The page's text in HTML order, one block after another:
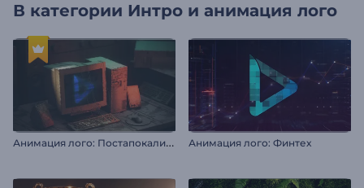
В категории Интро и анимация лого
А
нимация лого: Постапокалипсис Анимация лого: Финтех